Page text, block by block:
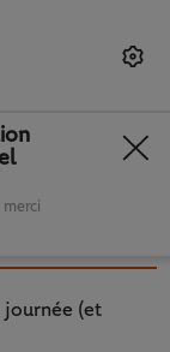
journée (et